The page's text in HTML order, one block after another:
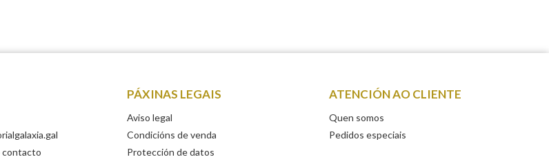
contacto
PÁXINAS LEGAIS
Aviso legal
Condicións de venda
Protección de datos
ATENCIÓN AO CLIENTE
Quen somos
Pedidos especiais